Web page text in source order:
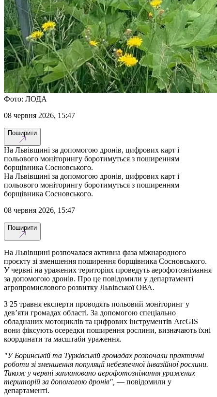
Фото: ЛОДА
08 червня 2026, 15:47
Поширити
На Львівщині за допомогою дронів, цифрових карт і
польового моніторингу боротимуться з поширенням
борщівника Сосновського.
На Львівщині за допомогою дронів, цифрових карт і
польового моніторингу боротимуться з поширенням
борщівника Сосновського.
08 червня 2026, 15:47
Поширити
На Львівщині розпочалася активна фаза міжнародного
проєкту зі зменшення поширення борщівника Сосновського.
У червні на уражених територіях проведуть аерофотознімання
за допомогою дронів. Про це повідомили у департаменті
агропромислового розвитку Львівської ОВА.
З 25 травня експерти проводять польовий моніторинг у
дев’яти громадах області. За допомогою спеціально
обладнаних мотоциклів та цифрових інструментів ArcGIS
вони фіксують осередки поширення рослини, визначають їхні
координати та масштаби ураження.
"У Боринській та Турківській громадах розпочали практичні
роботи зі зменшення популяції небезпечної інвазійної рослини.
Також у червні заплановано аерофотознімання уражених
територій за допомогою дронів", — повідомили у
департаменті.